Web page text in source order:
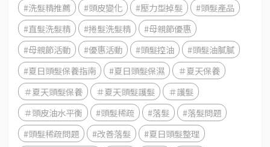
#洗髮精推薦
#頭皮變化 #壓力型掉髮
#頭髮產品
#直髮洗髮精
#捲髮洗髮精
#母親節優惠
#母親節活動
#優惠活動 #頭髮控油
#頭髮油膩膩
#夏日頭髮保養指南
#夏日頭髮保濕
＃夏天保養
＃夏天頭髮保養
＃夏天頭髮護髮
＃護髮
＃頭皮油水平衡
#頭髮稀疏 #落髮
#落髮問題
#頭髮稀疏問題
#改善落髮
#夏日頭髮整理